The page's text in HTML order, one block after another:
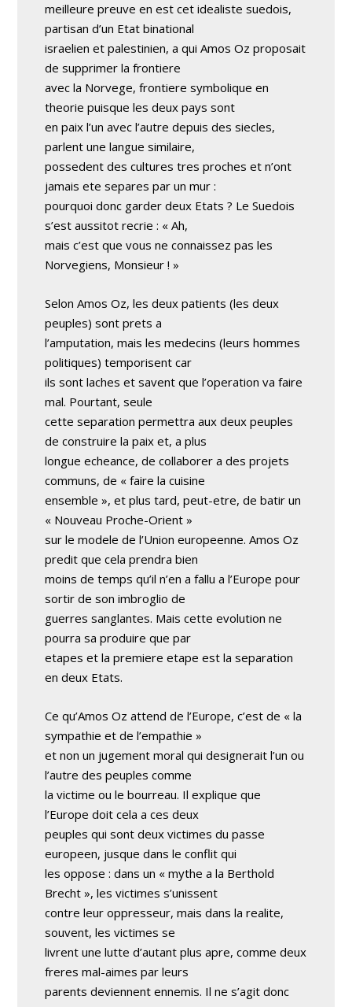
meilleure preuve en est cet idealiste suedois,
partisan d’un Etat binational
israelien et palestinien, a qui Amos Oz proposait
de supprimer la frontiere
avec la Norvege, frontiere symbolique en
theorie puisque les deux pays sont
en paix l’un avec l’autre depuis des siecles,
parlent une langue similaire,
possedent des cultures tres proches et n’ont
jamais ete separes par un mur :
pourquoi donc garder deux Etats ? Le Suedois
s’est aussitot recrie : « Ah,
mais c’est que vous ne connaissez pas les
Norvegiens, Monsieur ! »
Selon Amos Oz, les deux patients (les deux
peuples) sont prets a
l’amputation, mais les medecins (leurs hommes
politiques) temporisent car
ils sont laches et savent que l’operation va faire
mal. Pourtant, seule
cette separation permettra aux deux peuples
de construire la paix et, a plus
longue echeance, de collaborer a des projets
communs, de « faire la cuisine
ensemble », et plus tard, peut-etre, de batir un
« Nouveau Proche-Orient »
sur le modele de l’Union europeenne. Amos Oz
predit que cela prendra bien
moins de temps qu’il n’en a fallu a l’Europe pour
sortir de son imbroglio de
guerres sanglantes. Mais cette evolution ne
pourra sa produire que par
etapes et la premiere etape est la separation
en deux Etats.
Ce qu’Amos Oz attend de l’Europe, c’est de « la
sympathie et de l’empathie »
et non un jugement moral qui designerait l’un ou
l’autre des peuples comme
la victime ou le bourreau. Il explique que
l’Europe doit cela a ces deux
peuples qui sont deux victimes du passe
europeen, jusque dans le conflit qui
les oppose : dans un « mythe a la Berthold
Brecht », les victimes s’unissent
contre leur oppresseur, mais dans la realite,
souvent, les victimes se
livrent une lutte d’autant plus apre, comme deux
freres mal-aimes par leurs
parents deviennent ennemis. Il ne s’agit donc